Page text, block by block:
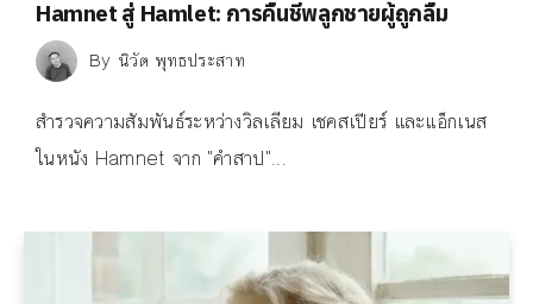
Hamnet สู่ Hamlet: การคืนชีพลูกชายผู้ถูกลืม
By นิวัต พุทธประสาท
สำรวจความสัมพันธ์ระหว่างวิลเลียม เชคสเปียร์ และแอ็กเนส
ในหนัง Hamnet จาก "คำสาป"...